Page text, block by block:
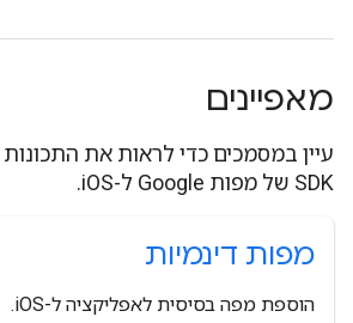
מאפיינים
עיין במסמכים כדי לראות את
SDK של מפות Google ל-iOS.
מפות דינמיות
הוספת מפה בסיסית לאפליקציה ל-iOS.